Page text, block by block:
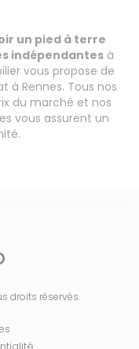
un pied à terre
indépendantes à
vous propose de
à Rennes. Tous nos
du marché et nos
vous assurent un
droits réservés.